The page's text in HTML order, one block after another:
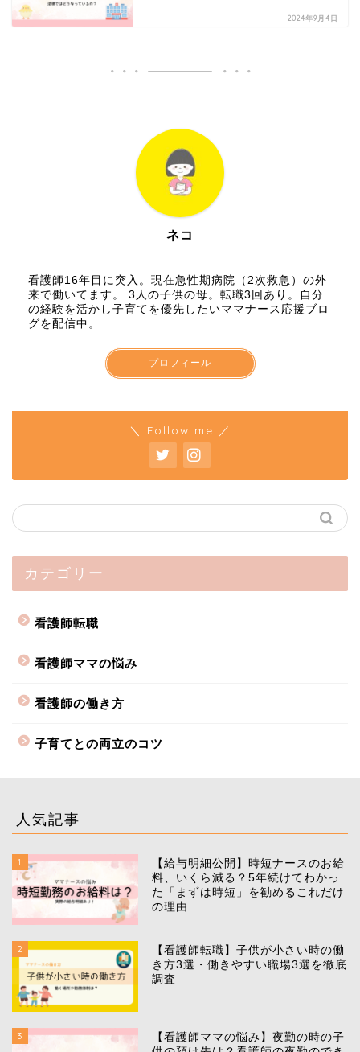
2024年9月4日
ネコ
看護師16年目に突入。現在急性期病院（2次救急）の外
来で働いてます。 3人の子供の母。転職3回あり。自分
の経験を活かし子育てを優先したいママナース応援ブロ
グを配信中。
プロフィール
＼ Follow me ／
カテゴリー
看護師転職
看護師ママの悩み
看護師の働き方
子育てとの両立のコツ
人気記事
1
【給与明細公開】時短ナースのお給
料、いくら減る？5年続けてわかっ
た「まずは時短」を勧めるこれだけ
の理由
2
【看護師転職】子供が小さい時の働
き方3選・働きやすい職場3選を徹底
調査
3
【看護師ママの悩み】夜勤の時の子